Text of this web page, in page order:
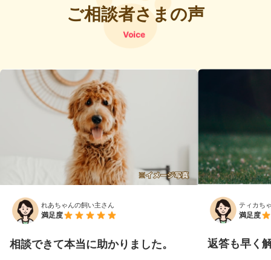
ご相談者さまの声
れあちゃんの飼い主さん
満足度
相談できて本当に助かりました。
ティカち
満足度
返答も早く